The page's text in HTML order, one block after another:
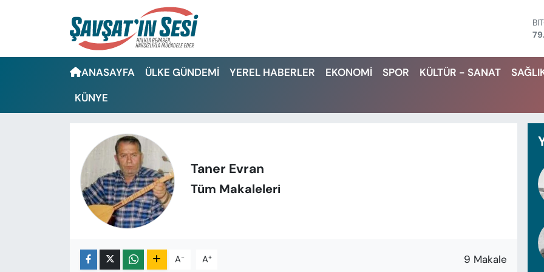
ANASAYFA ÜLKE GÜNDEMİ YEREL HABERLER EKONOMİ SPOR KÜLTÜR - SANAT
KÜNYE
Taner Evran
Tüm Makaleleri
A- A+ 9 Makale
Artvin Nöbetçi Eczaneler
Artvin Hava Durumu
Artvin Trafik Yoğunluk Haritası
Puan Durumu ve Fikstür
Tüm Manşetler
Son Dakika Haberleri
Haber Arşivi